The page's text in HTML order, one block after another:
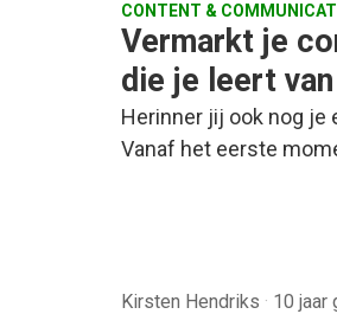
CONTENT &
Vermarkt je
die je leert
Herinner jij ook nog je
Vanaf het eerste
Kirsten Hendriks · 10 jaar